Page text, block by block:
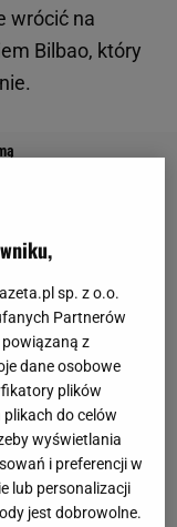
wrócić na
Bilbao, który
sp. z o.o.
Partnerów
powiązaną z
dane osobowe
plików
do celów
wyświetlania
i preferencji w
lub personalizacji
jest dobrowolne.